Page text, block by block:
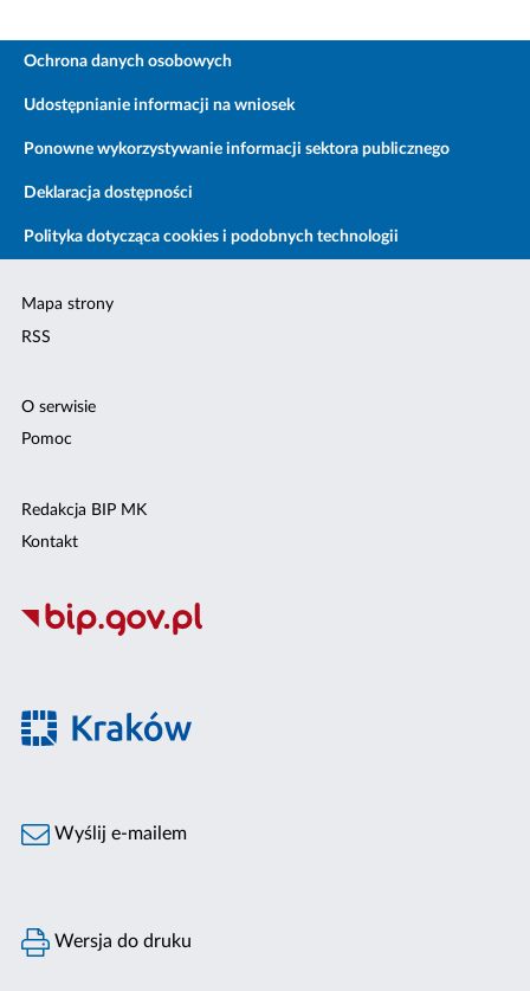
Ochrona danych osobowych
Udostępnianie informacji na wniosek
Ponowne wykorzystywanie informacji sektora publicznego
Deklaracja dostępności
Polityka dotycząca cookies i podobnych technologii
Mapa strony
RSS
O serwisie
Pomoc
Redakcja BIP MK
Kontakt
Wyślij e-mailem
Wersja do druku